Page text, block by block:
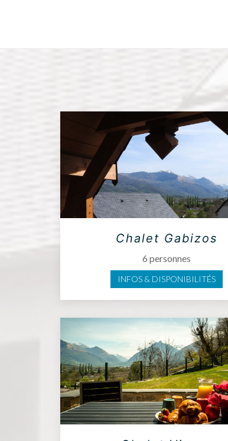
Chalet Gabizos
6 personnes
INFOS & DISPONIBILITÉS